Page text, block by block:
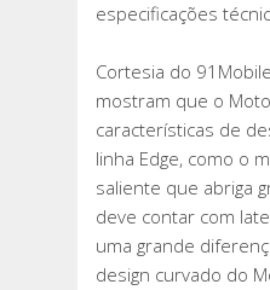
especificações
Cortesia do
mostram que o
características de
linha Edge, como o
saliente que abriga
deve contar com
uma grande
design curvado do